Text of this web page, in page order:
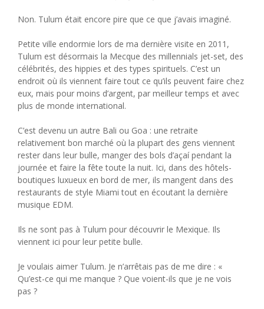
Non. Tulum était encore pire que ce que j’avais imaginé.
Petite ville endormie lors de ma dernière visite en 2011,
Tulum est désormais la Mecque des millennials jet-set, des
célébrités, des hippies et des types spirituels. C’est un
endroit où ils viennent faire tout ce qu’ils peuvent faire chez
eux, mais pour moins d’argent, par meilleur temps et avec
plus de monde international.
C’est devenu un autre Bali ou Goa : une retraite
relativement bon marché où la plupart des gens viennent
rester dans leur bulle, manger des bols d’açaí pendant la
journée et faire la fête toute la nuit. Ici, dans des hôtels-
boutiques luxueux en bord de mer, ils mangent dans des
restaurants de style Miami tout en écoutant la dernière
musique EDM.
Ils ne sont pas à Tulum pour découvrir le Mexique. Ils
viennent ici pour leur petite bulle.
Je voulais aimer Tulum. Je n’arrêtais pas de me dire : «
Qu’est-ce qui me manque ? Que voient-ils que je ne vois
pas ?